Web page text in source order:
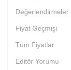
Değerlendirmeler
Fiyat Geçmişi
Tüm Fiyatlar
Editör Yorumu